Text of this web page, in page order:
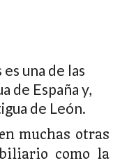
una de las
de España y,
de León.
muchas otras
como la